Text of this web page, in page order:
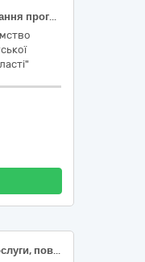
Послуги з постачання та налаштування програмного забезпечення лабораторної інформаційної системи для автоматизації лабораторних процесів в лабораторії
код ДК 021:2015 –72260000-5 - Послуги, пов’язані з програмним забезпеченням (послуги пов’язані із обслуговуванням програмного забезпечення (супровід програмного комплексу з бухгалтерського обліку «Crystal Finance Millennium»))